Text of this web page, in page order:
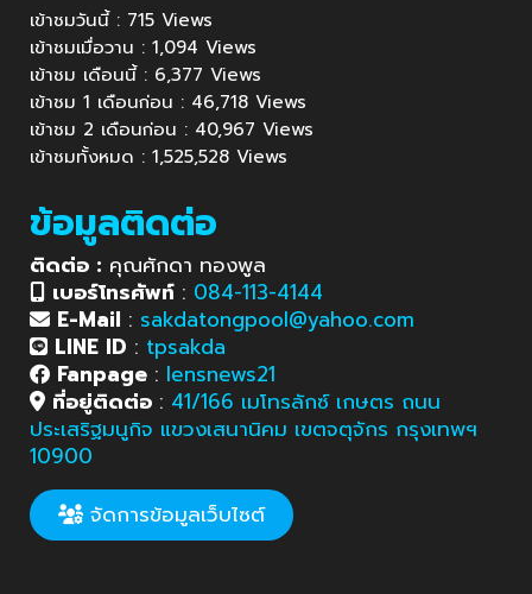
เข้าชมวันนี้ : 715 Views
เข้าชมเมื่อวาน : 1,094 Views
เข้าชม เดือนนี้ : 6,377 Views
เข้าชม 1 เดือนก่อน : 46,718 Views
เข้าชม 2 เดือนก่อน : 40,967 Views
เข้าชมทั้งหมด : 1,525,528 Views
ข้อมูลติดต่อ
ติดต่อ : คุณศักดา ทองพูล
เบอร์โทรศัพท์ : 084-113-4144
E-Mail : sakdatongpool@yahoo.com
LINE ID : tpsakda
Fanpage : lensnews21
ที่อยู่ติดต่อ : 41/166 เมโทรลักซ์ เกษตร ถนน
ประเสริฐมนูกิจ แขวงเสนานิคม เขตจตุจักร กรุงเทพฯ
10900
จัดการข้อมูลเว็บไซต์